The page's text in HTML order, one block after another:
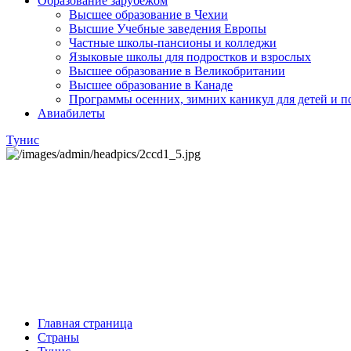
Высшее образование в Чехии
Высшие Учебные заведения Европы
Частные школы-пансионы и колледжи
Языковые школы для подростков и взрослых
Высшее образование в Великобритании
Высшее образование в Канаде
Программы осенних, зимних каникул для детей и
Авиабилеты
Тунис
Главная страница
Страны